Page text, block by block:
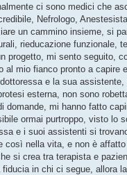
ci sono medici che
Nefrologo,
un cammino insieme, si
rieducazione funzionale,
progetto, mi sento seguito,
al mio fianco pronto a capire
e la sua
esterna, non sono
domande, mi hanno fatto
ormai purtroppo, visto lo
e i suoi assistenti si
così nella vita, e non è affatto
si crea tra terapista e
in chi ci segue, allora